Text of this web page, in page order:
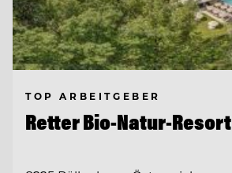
TOP ARBEITGEBER
Retter Bio-Natur-Resort